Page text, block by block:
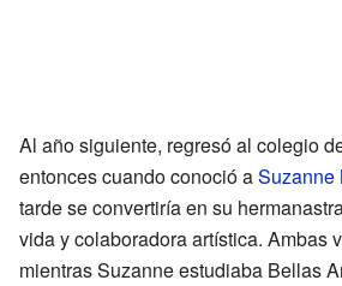
Al año siguiente, regresó al colegio
entonces cuando conoció aSuzanne
tarde se convertiría en su
vida y colaboradora artística. Ambas
mientras Suzanne estudiaba Bellas